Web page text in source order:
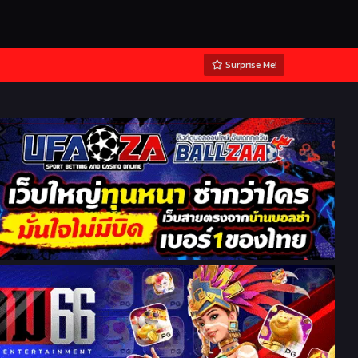
Surprise Me!